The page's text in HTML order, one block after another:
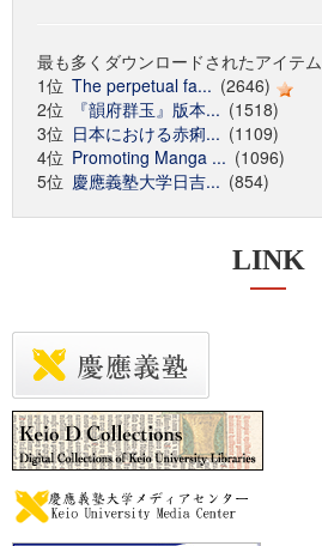
最も多くダウンロードされたアイテム
1位 The perpetual fa... (2646)
2位
『韻府群玉』版本... (1518)
3位 日本における赤痢... (1109)
4位 Promoting Manga ... (1096)
5位 慶應義塾大学日吉... (854)
LINK